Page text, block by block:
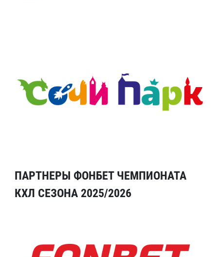
ПАРТНЕРЫ ФОНБЕТ ЧЕМПИОНАТА
КХЛ СЕЗОНА 2025/2026